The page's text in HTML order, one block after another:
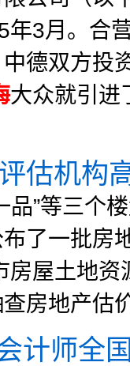
年3月。合
德双方投
大众就引进
估机构
”等三个楼
了一批房
房屋土地资
查房地产
计师全